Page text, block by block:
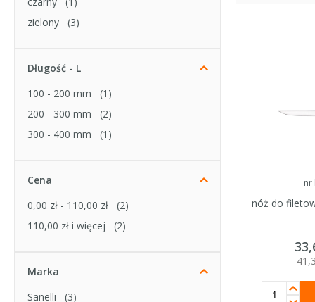
zielony
(3)
Długość - L
100 - 200 mm
(1)
200 - 300 mm
(2)
300 - 400 mm
(1)
Cena
0,00 zł - 110,00 zł
(2)
110,00 zł i więcej (2)
Marka
Sanelli
(3)
nr
nóż do